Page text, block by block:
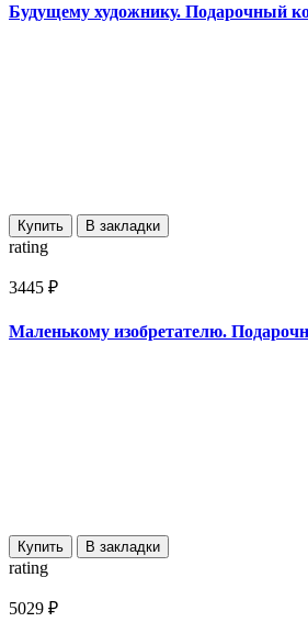
Будущему художнику. Подарочный
Купить В закладки
rating
3445 ₽
Маленькому изобретателю.
Купить В закладки
rating
5029 ₽